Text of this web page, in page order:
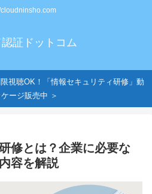
cloudninsho.com
証ドットコム
視聴OK！「情報セキュリティ研修」動
ージ販売中 ＞
修とは？企業に必要な
容を解説